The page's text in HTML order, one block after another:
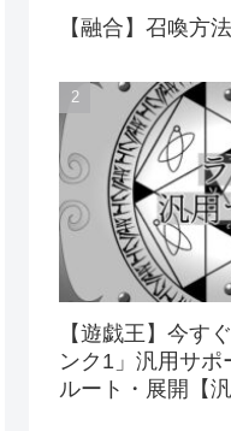
【融合】召喚方
【遊戯王】今す
ンク1」汎用サポ
ルート・展開【汎